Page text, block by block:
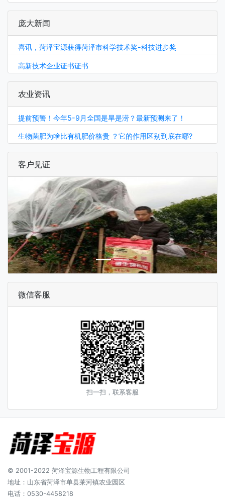
庞大新闻
喜讯，菏泽宝源获得菏泽市科学技术奖-科技进步奖
高新技术企业证书证书
农业资讯
提前预警！今年5-9月全国是旱是涝？最新预测来了！
生物菌肥为啥比有机肥价格贵 ？它的作用区别到底在哪?
客户见证
微信客服
扫一扫，联系客服
© 2001-2022 菏泽宝源生物工程有限公司
地址：山东省菏泽市单县莱河镇农业园区
电话：0530-4458218